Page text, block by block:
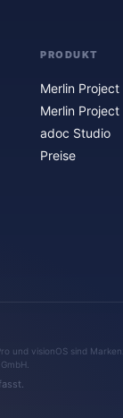
PRODUKT
Merlin Project
Merlin Project
adoc Studio
Preise
und visionOS sind